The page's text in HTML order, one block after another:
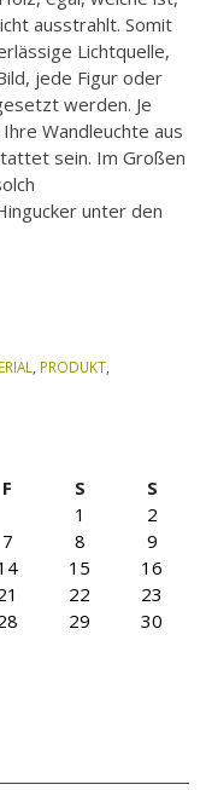
ausstrahlt. Somit
Lichtquelle,
jede Figur oder
werden. Je
Wandleuchte aus
sein. Im Großen
unter den
, PRODUKT,
F S
S
1
2
7 8
9
15
16
22
23
29
30